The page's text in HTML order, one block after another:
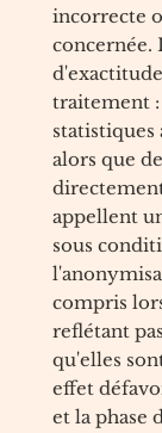
incorrecte
concernée.
traitement :
statistiques
alors que
appellent
sous
compris
reflétant
qu'elles
effet
et la phase